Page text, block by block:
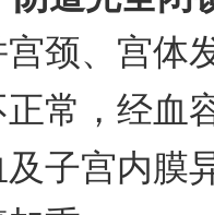
宫颈、宫体
正常，经血
及子宫内膜